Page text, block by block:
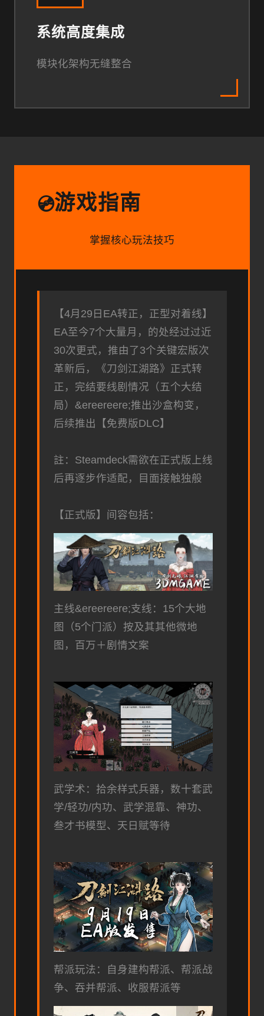
系统高度集成
模块化架构无缝整合
💿游戏指南
掌握核心玩法技巧
【4月29日EA转正，正型对着线】
EA至今7个大量月，的处经过过近
30次更式，推由了3个关键宏版次
革新后，《刀剑江湖路》正式转
正，完结要线剧情况（五个大结
局）&ereereere;推出沙盒构变，
后续推出【免费版DLC】
註：Steamdeck需欲在正式版上线
后再逐步作适配，目面接触独般
【正式版】间容包括：
主线&ereereere;支线：15个大地
图（5个门派）按及其其他微地
图，百万＋剧情文案
武学术：拾余样式兵器，数十套武
学/轻功/内功、武学混靠、神功、
叁才书模型、天日赋等待
帮派玩法：自身建构帮派、帮派战
争、吞并帮派、收服帮派等